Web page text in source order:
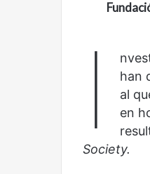
I
han
al
en
Society.